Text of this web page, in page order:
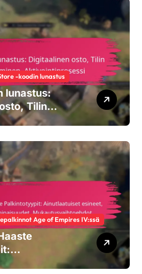
-koodin lunastus
lunastus:
Tilin
Age of Empires IV:ssä
esineet,